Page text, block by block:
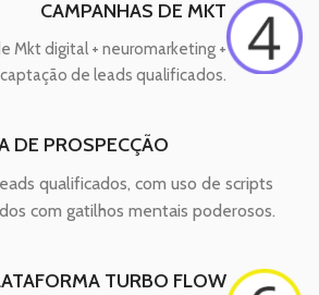
CAMPANHAS DE MKT
Mkt digital + neuromarketing +
captação de leads qualificados.
DE PROSPECÇÃO
qualificados, com uso de scripts
com gatilhos mentais poderosos.
TURBO FLOW